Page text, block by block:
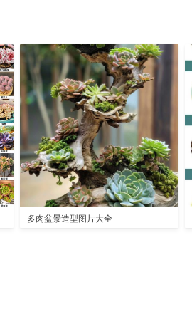
多肉盆景造型图片大全